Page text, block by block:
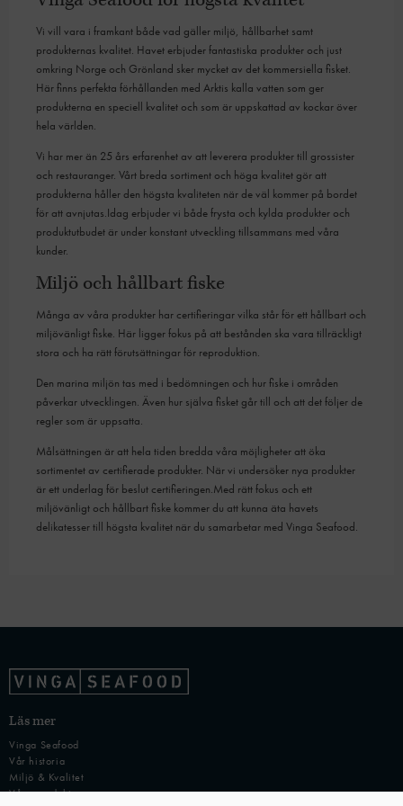
Vi vill vara i framkant både vad gäller miljö, hållbarhet samt
produkternas kvalitet. Havet erbjuder fantastiska produkter och just
omkring Norge och Grönland sker mycket av det kommersiella fisket.
Här finns perfekta förhållanden med Arktis kalla vatten som ger
produkterna en speciell kvalitet och som är uppskattad av kockar över
hela världen.
Vi har mer än 25 års erfarenhet av att leverera produkter till grossister
och restauranger. Vårt breda sortiment och höga kvalitet gör att
produkterna håller den högsta kvaliteten när de väl kommer på bordet
för att avnjutas.Idag erbjuder vi både frysta och kylda produkter och
produktutbudet är under konstant utveckling tillsammans med våra
kunder.
Miljö och hållbart fiske
Många av våra produkter har certifieringar vilka står för ett hållbart och
miljövänligt fiske. Här ligger fokus på att bestånden ska vara tillräckligt
stora och ha rätt förutsättningar för reproduktion.
Den marina miljön tas med i bedömningen och hur fiske i områden
påverkar utvecklingen. Även hur själva fisket går till och att det följer de
regler som är uppsatta.
Målsättningen är att hela tiden bredda våra möjligheter att öka
sortimentet av certifierade produkter. När vi undersöker nya produkter
är ett underlag för beslut certifieringen.Med rätt fokus och ett
miljövänligt och hållbart fiske kommer du att kunna äta havets
delikatesser till högsta kvalitet när du samarbetar med Vinga Seafood.
Läs mer
Vinga Seafood
Vår historia
Miljö & Kvalitet
Våra produkter